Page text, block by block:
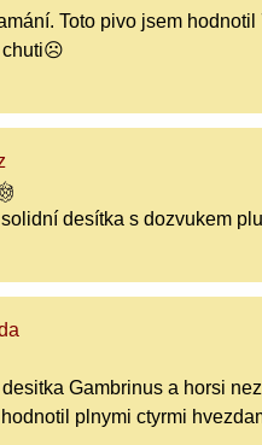
Toto pivo jsem
chuti☹️
desítka s dozvukem
Gambrinus a horsi
plnymi ctyrmi